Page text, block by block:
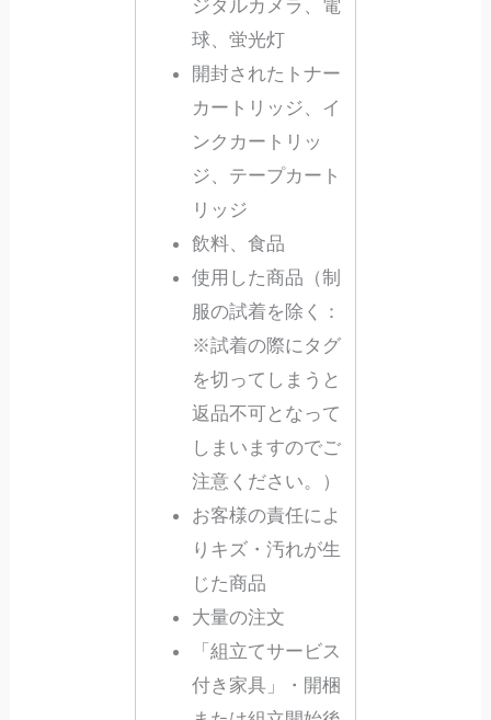
ジタルカメラ、電
球、蛍光灯
開封されたトナー
カートリッジ、イ
ンクカートリッ
ジ、テープカート
リッジ
飲料、食品
使用した商品（制
服の試着を除く：
※試着の際にタグ
を切ってしまうと
返品不可となって
しまいますのでご
注意ください。）
お客様の責任によ
りキズ・汚れが生
じた商品
大量の注文
「組立てサービス
付き家具」・開梱